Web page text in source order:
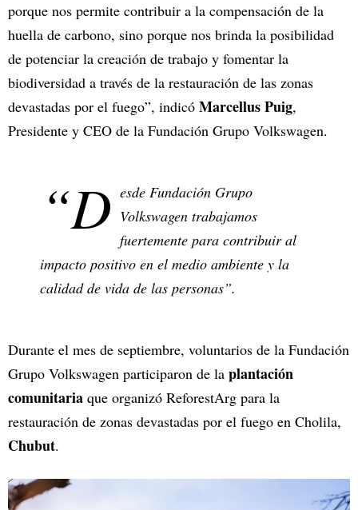
porque nos permite contribuir a la compensación de la
huella de carbono, sino porque nos brinda la posibilidad
de potenciar la creación de trabajo y fomentar la
biodiversidad a través de la restauración de las zonas
devastadas por el fuego”, indicó Marcellus Puig,
Presidente y CEO de la Fundación Grupo Volkswagen.
“D esde Fundación Grupo
Volkswagen trabajamos
fuertemente para contribuir al
impacto positivo en el medio ambiente y la
calidad de vida de las personas”.
Durante el mes de septiembre, voluntarios de la Fundación
Grupo Volkswagen participaron de la plantación
comunitaria que organizó ReforestArg para la
restauración de zonas devastadas por el fuego en Cholila,
Chubut.